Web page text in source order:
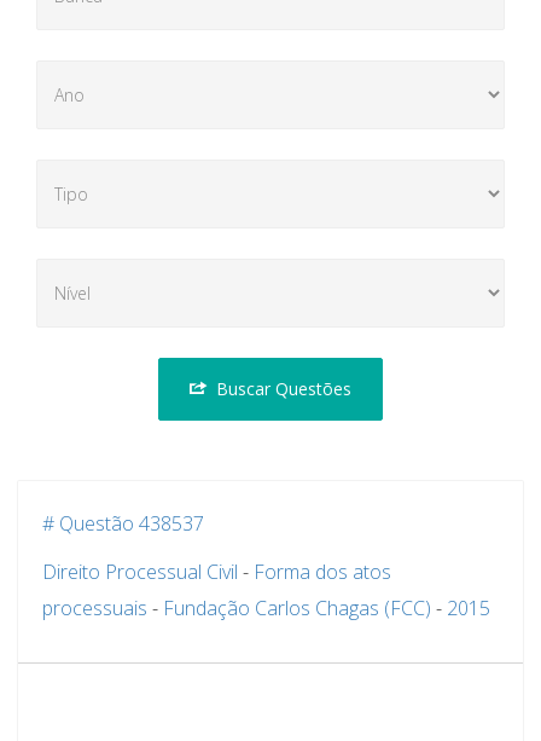
Buscar Questões
# Questão 438537
Direito Processual Civil - Forma dos atos
processuais - Fundação Carlos Chagas (FCC) - 2015